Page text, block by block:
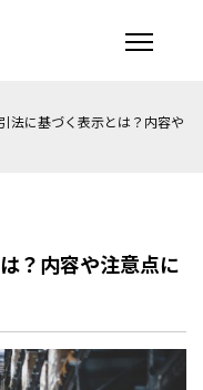
法に基づく表示とは？内容や
？内容や注意点に